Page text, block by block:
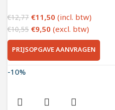
€12,77 €11,50 (incl. btw)
€10,55 €9,50 (excl. btw)
PRIJSOPGAVE AANVRAGEN
-10%